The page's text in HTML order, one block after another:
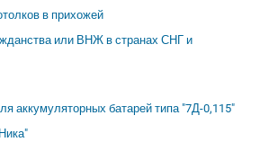
в прихожей
или ВНЖ в странах СНГ и
аккумуляторных батарей типа "7Д-0,115"